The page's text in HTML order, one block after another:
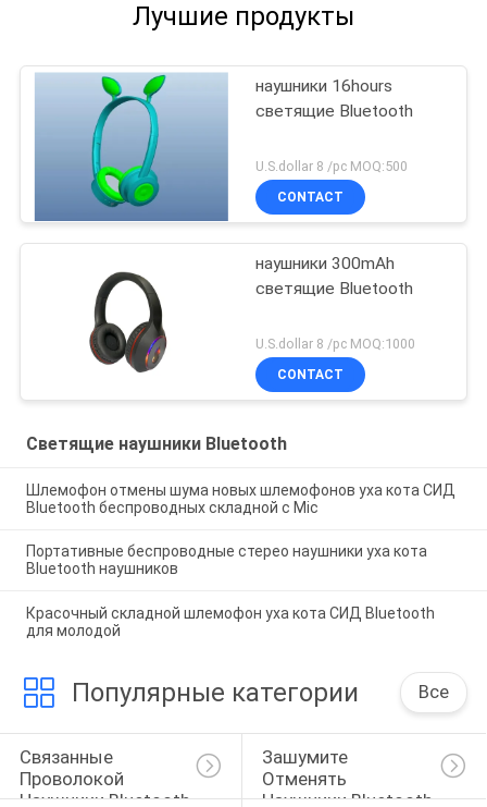
Лучшие продукты
наушники 16hours
светящие Bluetooth
U.S.dollar 8 /pc MOQ:500
CONTACT
наушники 300mAh
светящие Bluetooth
U.S.dollar 8 /pc MOQ:1000
CONTACT
Светящие наушники Bluetooth
Шлемофон отмены шума новых шлемофонов уха кота СИД
Bluetooth беспроводных складной с Mic
Портативные беспроводные стерео наушники уха кота
Bluetooth наушников
Красочный складной шлемофон уха кота СИД Bluetooth
для молодой
Популярные категории Все
Связанные
Проволокой
Наушники Bluetooth
Зашумите
Отменять
Наушники Bluetooth